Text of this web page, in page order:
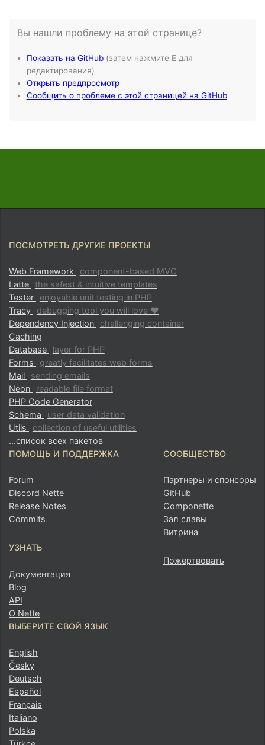
ПОСМОТРЕТЬ ДРУГИЕ ПРОЕКТЫ
Web Framework
component-based MVC
Latte the safest & intuitive templates
Tester
enjoyable unit testing in PHP
Tracy
debugging tool you will love ♥
Dependency Injection
challenging container
Caching
Database
layer for PHP
Forms
greatly facilitates web forms
Mail
sending emails
Neon
readable file format
PHP Code Generator
Schema
user data validation
Utils
collection of useful utilities
...список всех пакетов
ПОМОЩЬ И ПОДДЕРЖКА
Forum
Discord Nette
Release Notes
Commits
УЗНАТЬ
Документация
Blog
API
О Nette
СООБЩЕСТВО
Партнеры и спонсоры
GitHub
Componette
Зал славы
Витрина
Пожертвовать
ВЫБЕРИТЕ СВОЙ ЯЗЫК
English
Česky
Deutsch
Español
Français
Italiano
Polska